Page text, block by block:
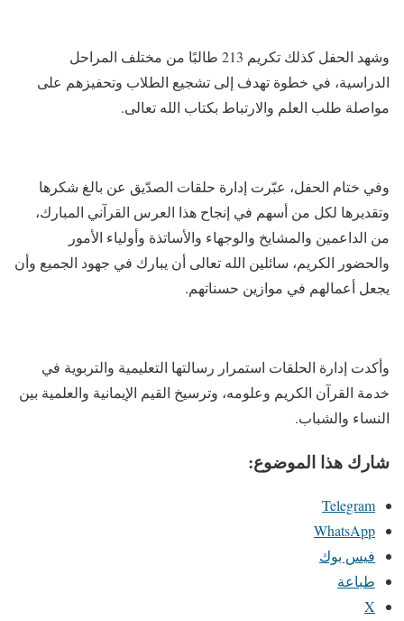
وشهد الحفل كذلك تكريم 213 طالبًا من مختلف المراحل
الدراسية، في خطوة تهدف إلى تشجيع الطلاب وتحفيزهم على
مواصلة طلب العلم والارتباط بكتاب الله تعالى.
وفي ختام الحفل، عبّرت إدارة حلقات الصدّيق عن بالغ شكرها
وتقديرها لكل من أسهم في إنجاح هذا العرس القرآني المبارك،
من الداعمين والمشايخ والوجهاء والأساتذة وأولياء الأمور
والحضور الكريم، سائلين الله تعالى أن يبارك في جهود الجميع وأن
يجعل أعمالهم في موازين حسناتهم.
وأكدت إدارة الحلقات استمرار رسالتها التعليمية والتربوية في
خدمة القرآن الكريم وعلومه، وترسيخ القيم الإيمانية والعلمية بين
النساء والشباب.
شارك هذا الموضوع:
Telegram
WhatsApp
فيس بوك
طباعة
X